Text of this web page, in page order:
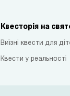
Квесторія на
Виїзні квести для
Квести у реальності